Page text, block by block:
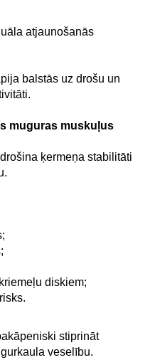
atjaunošanās
balstās uz drošu un
muguras muskuļus
ķermeņa stabilitāti
diskiem;
stiprināt
veselību.